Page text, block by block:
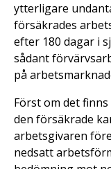
ytterligare
försäkrades
efter 180 dagar i
sådant
på
Först om det
den försäkrade
arbetsgivaren
nedsatt